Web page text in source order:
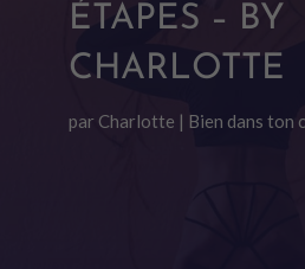
ÉTAPES – BY
CHARLOTTE
par Charlotte | Bien dans ton